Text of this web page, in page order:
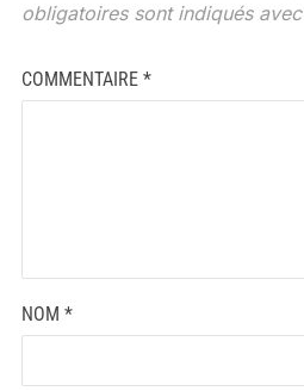
obligatoires sont indiqués avec
COMMENTAIRE *
NOM *